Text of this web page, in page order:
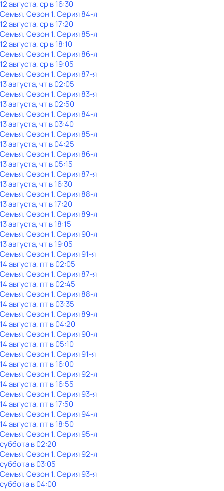
12 августа, ср в 16:30
Семья. Сезон 1. Серия 84-я
12 августа, ср в 17:20
Семья. Сезон 1. Серия 85-я
12 августа, ср в 18:10
Семья. Сезон 1. Серия 86-я
12 августа, ср в 19:05
Семья. Сезон 1. Серия 87-я
13 августа, чт в 02:05
Семья. Сезон 1. Серия 83-я
13 августа, чт в 02:50
Семья. Сезон 1. Серия 84-я
13 августа, чт в 03:40
Семья. Сезон 1. Серия 85-я
13 августа, чт в 04:25
Семья. Сезон 1. Серия 86-я
13 августа, чт в 05:15
Семья. Сезон 1. Серия 87-я
13 августа, чт в 16:30
Семья. Сезон 1. Серия 88-я
13 августа, чт в 17:20
Семья. Сезон 1. Серия 89-я
13 августа, чт в 18:15
Семья. Сезон 1. Серия 90-я
13 августа, чт в 19:05
Семья. Сезон 1. Серия 91-я
14 августа, пт в 02:05
Семья. Сезон 1. Серия 87-я
14 августа, пт в 02:45
Семья. Сезон 1. Серия 88-я
14 августа, пт в 03:35
Семья. Сезон 1. Серия 89-я
14 августа, пт в 04:20
Семья. Сезон 1. Серия 90-я
14 августа, пт в 05:10
Семья. Сезон 1. Серия 91-я
14 августа, пт в 16:00
Семья. Сезон 1. Серия 92-я
14 августа, пт в 16:55
Семья. Сезон 1. Серия 93-я
14 августа, пт в 17:50
Семья. Сезон 1. Серия 94-я
14 августа, пт в 18:50
Семья. Сезон 1. Серия 95-я
субботав02:20
Семья. Сезон 1. Серия 92-я
субботав03:05
Семья. Сезон 1. Серия 93-я
субботав04:00